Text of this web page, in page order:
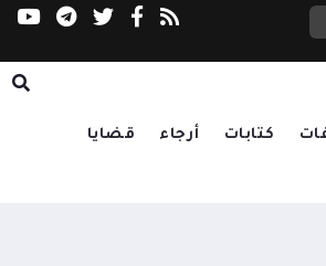
حملة حوثية واسعة لابتزاز مزارعي المراوعة
كتابات أرجاء قضايا